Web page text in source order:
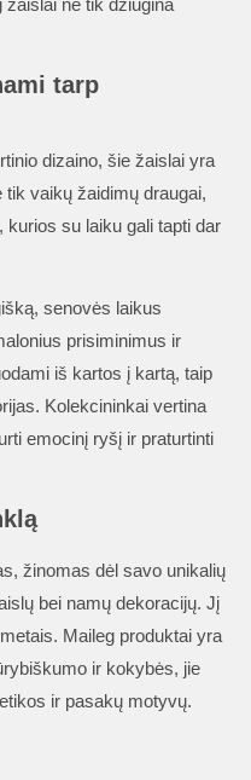
žaislai ne tik džiugina
tarp
dizaino, šie žaislai yra
vaikų žaidimų draugai,
su laiku gali tapti dar
senovės laikus
prisiminimus ir
iš kartos į kartą, taip
Kolekcininkai vertina
emocinį ryšį ir praturtinti
žinomas dėl savo unikalių
bei namų dekoracijų. Jį
Maileg produktai yra
ir kokybės, jie
ir pasakų motyvų.